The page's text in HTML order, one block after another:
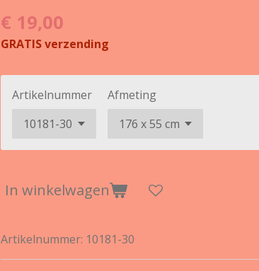
€ 19,00
GRATIS verzending
Artikelnummer Afmeting
In winkelwagen
Artikelnummer: 10181-30